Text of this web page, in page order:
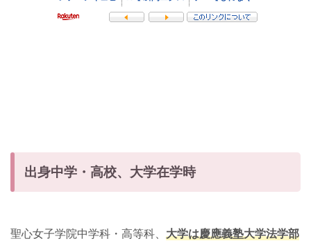
出身中学・高校、大学在学時
聖心女子学院中学科・高等科、 大学は慶應義塾大学法学部